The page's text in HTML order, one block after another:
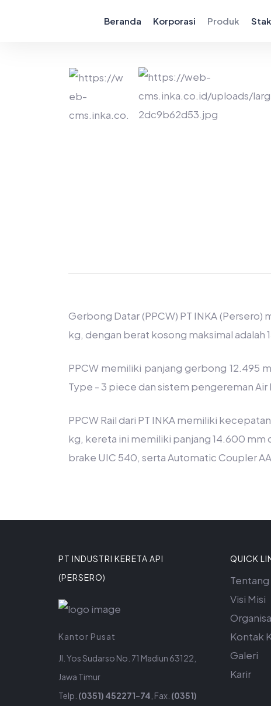
Beranda Korporasi Produk
Gerbong Datar (PPCW) PT INKA
kg, dengan berat kosong maksimal adalah
PPCW memiliki panjang gerbong 12.495
Type - 3 piece dan sistem pengereman Air
PPCW Rail dari PT INKA memiliki
kg, kereta ini memiliki panjang 14.600
brake UIC 540, serta Automatic Coupler
PT INDUSTRI KERETA API
(PERSERO)
Kantor Pusat
Jl. Yos Sudarso No. 71 Madiun 63122,
Jawa Timur
Telp. (0351) 452271-74 , Fax. (0351)
QUICK
Tentang
Visi Misi
Kontak
Galeri
Karir